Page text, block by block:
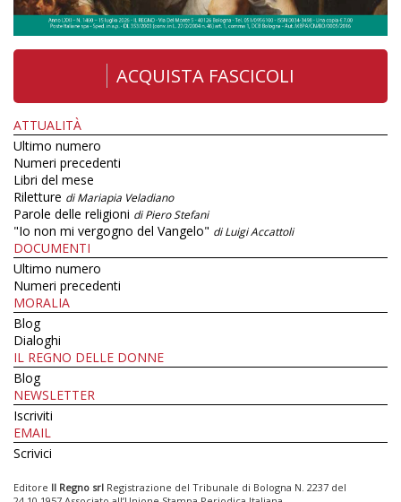
ACQUISTA FASCICOLI
ATTUALITÀ
Ultimo numero
Numeri precedenti
Libri del mese
Riletture di Mariapia Veladiano
Parole delle religioni di Piero Stefani
"Io non mi vergogno del Vangelo" di Luigi Accattoli
DOCUMENTI
Ultimo numero
Numeri precedenti
MORALIA
Blog
Dialoghi
IL REGNO DELLE DONNE
Blog
NEWSLETTER
Iscriviti
EMAIL
Scrivici
Editore Il Regno srl Registrazione del Tribunale di Bologna N. 2237 del